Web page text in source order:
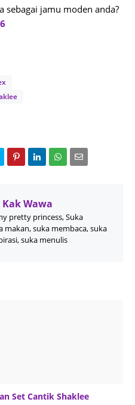
sebagai jamu moden anda?
Kak Wawa
pretty princess, Suka
makan, suka membaca, suka
suka menulis
Set Cantik Shaklee